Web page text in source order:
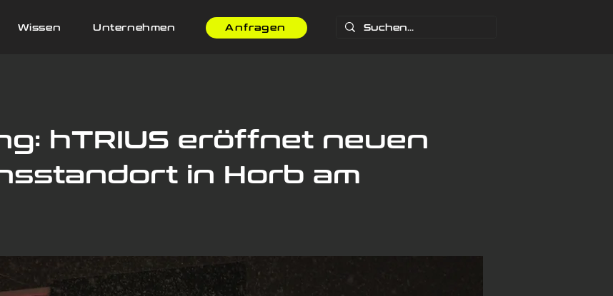
Anfragen
Wissen Unternehmen
hTRIUS eröffnet neuen
in Horb am